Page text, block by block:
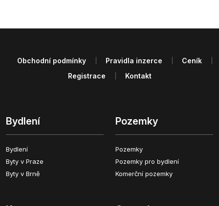
Bydlení
Bydlení
Byty v Praze
Byty v Brně
Pozemky
Pozemky
Pozemky pro bydlení
Komerční pozemky
Obchodní podmínky Pravidla inzerce
Ceník
Registrace
Kontakt